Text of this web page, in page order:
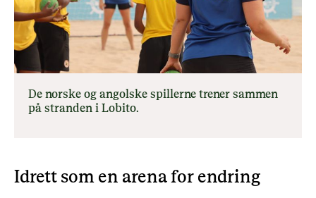
De norske og angolske spillerne trener sammen
på stranden i Lobito.
Idrett som en arena for endring